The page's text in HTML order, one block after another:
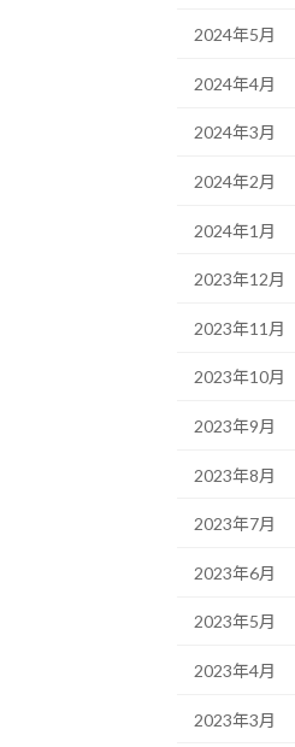
2024年5月
2024年4月
2024年3月
2024年2月
2024年1月
2023年12月
2023年11月
2023年10月
2023年9月
2023年8月
2023年7月
2023年6月
2023年5月
2023年4月
2023年3月